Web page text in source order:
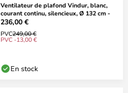
Ventilateur de plafond Vindur, blanc,
courant continu, silencieux, Ø 132 cm -
236,00 €
PVC249,00 €
PVC -13,00 €
En stock